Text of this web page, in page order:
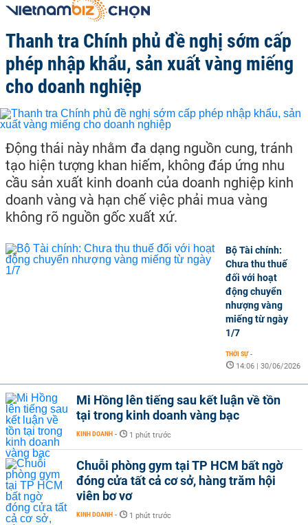
Thanh tra Chính phủ đề nghị sớm cấp
phép nhập khẩu, sản xuất vàng miếng
cho doanh nghiệp
Động thái này nhằm đa dạng nguồn cung, tránh
tạo hiện tượng khan hiếm, không đáp ứng nhu
cầu sản xuất kinh doanh của doanh nghiệp kinh
doanh vàng và hạn chế việc phải mua vàng
không rõ nguồn gốc xuất xứ.
Bộ Tài chính:
Chưa thu thuế
đối với hoạt
động chuyển
nhượng vàng
miếng từ ngày
1/7
THỜI SỰ -
14:06 | 30/06/2026
Mi Hồng lên tiếng sau kết luận về tồn
tại trong kinh doanh vàng bạc
KINH DOANH - 1 phút trước
Chuỗi phòng gym tại TP HCM bất ngờ
đóng cửa tất cả cơ sở, hàng trăm hội
viên bơ vơ
KINH DOANH - 1 phút trước